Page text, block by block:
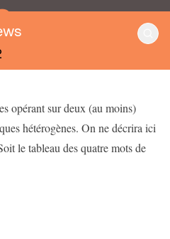
opérant sur deux (au moins)
hétérogènes. On ne décrira ici
le tableau des quatre mots de